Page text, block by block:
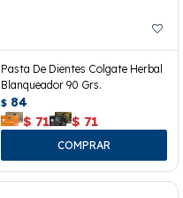
Pasta De Dientes Colgate Herbal
Blanqueador 90 Grs.
$ 84
$ 71 $ 71